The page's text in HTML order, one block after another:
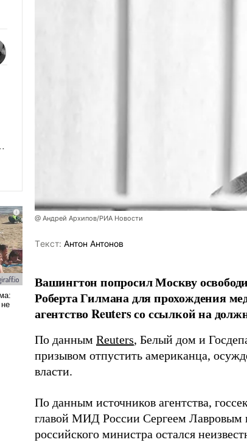
@ Андрей Архипов/РИА Новости
Tекст: Антон Антонов
Вашингтон попросил Москву
Роберта Гилмана для прохождения
агентство Reuters со ссылкой на
По данным Reuters, Белый дом и
призывом отпустить американца,
власти.
По данным источников агентства,
главой МИД России Сергеем Лавровым
российского министра остался